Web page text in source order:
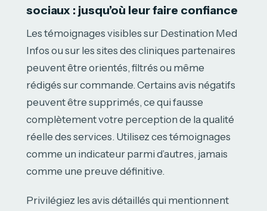
sociaux : jusqu’où leur faire confiance
Les témoignages visibles sur Destination Med
Infos ou sur les sites des cliniques partenaires
peuvent être orientés, filtrés ou même
rédigés sur commande. Certains avis négatifs
peuvent être supprimés, ce qui fausse
complètement votre perception de la qualité
réelle des services. Utilisez ces témoignages
comme un indicateur parmi d’autres, jamais
comme une preuve définitive.
Privilégiez les avis détaillés qui mentionnent